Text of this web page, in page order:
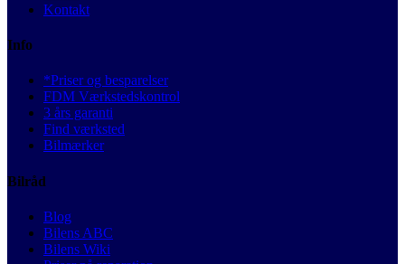
Kontakt
Info
*Priser og besparelser
FDM Værkstedskontrol
3 års garanti
Find værksted
Bilmærker
Bilråd
Blog
Bilens ABC
Bilens Wiki